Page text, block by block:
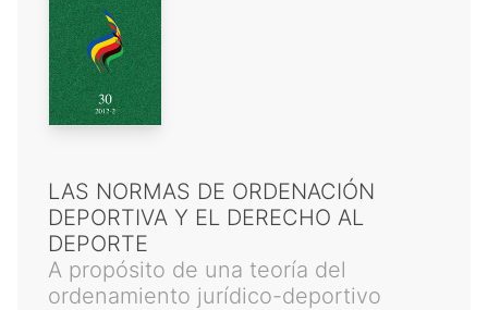
LAS NORMAS DE ORDENACIÓN
DEPORTIVA Y EL DERECHO AL
DEPORTE
A propósito de una teoría del
ordenamiento jurídico-deportivo